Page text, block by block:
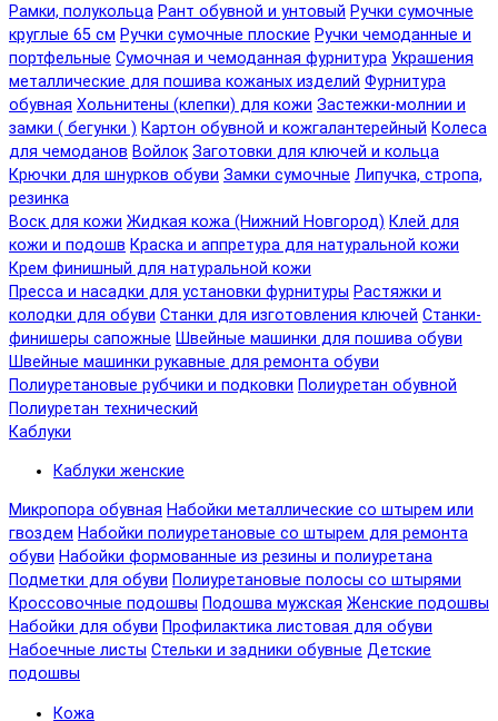
Рамки, полукольца Рант обувной и унтовый Ручки сумочные
круглые 65 см Ручки сумочные плоские Ручки чемоданные и
портфельные Сумочная и чемоданная фурнитура Украшения
металлические для пошива кожаных изделий Фурнитура
обувная Хольнитены (клепки) для кожи Застежки-молнии и
замки ( бегунки ) Картон обувной и кожгалантерейный Колеса
для чемоданов Войлок Заготовки для ключей и кольца
Крючки для шнурков обуви Замки сумочные Липучка, стропа,
резинка
Воск для кожи Жидкая кожа (Нижний Новгород) Клей для
кожи и подошв Краска и аппретура для натуральной кожи
Крем финишный для натуральной кожи
Пресса и насадки для установки фурнитуры Растяжки и
колодки для обуви Станки для изготовления ключей Станки-
финишеры сапожные Швейные машинки для пошива обуви
Швейные машинки рукавные для ремонта обуви
Полиуретановые рубчики и подковки Полиуретан обувной
Полиуретан технический
Каблуки
Каблуки женские
Микропора обувная Набойки металлические со штырем или
гвоздем Набойки полиуретановые со штырем для ремонта
обуви Набойки формованные из резины и полиуретана
Подметки для обуви Полиуретановые полосы со штырями
Кроссовочные подошвы Подошва мужская Женские подошвы
Набойки для обуви Профилактика листовая для обуви
Набоечные листы Стельки и задники обувные Детские
подошвы
Кожа